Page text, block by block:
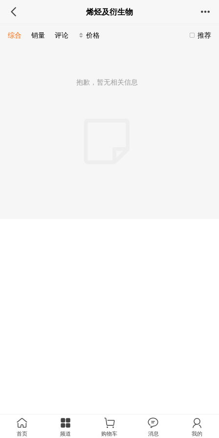
烯烃及衍生物
推荐
综合 销量 评论 价格
抱歉，暂无相关信息
首页 频道 购物车 消息 我的